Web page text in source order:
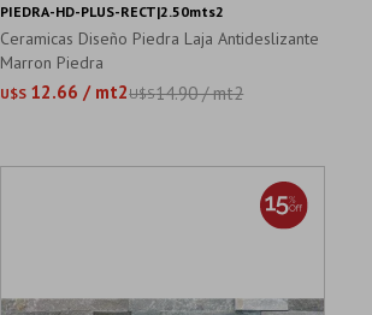
Ceramicas Diseño Piedra Laja Antideslizante
Marron Piedra
U$S 12.66 / mt2U$S14.90 / mt2
PIEDRA-HD-PLUS-RECT|2.50mts2